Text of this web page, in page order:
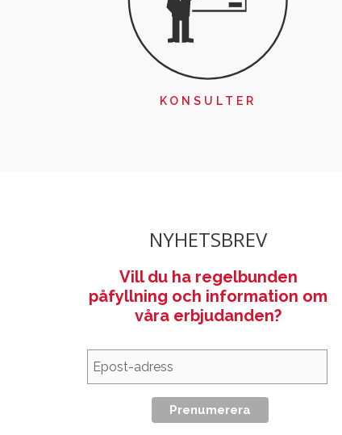
KONSULTER
NYHETSBREV
Vill du ha regelbunden
påfyllning och information om
våra erbjudanden?